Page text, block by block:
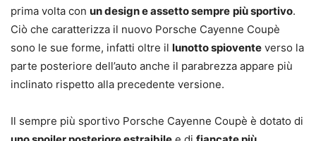
prima volta con un design e assetto sempre più sportivo.
Ciò che caratterizza il nuovo Porsche Cayenne Coupè
sono le sue forme, infatti oltre il lunotto spiovente verso la
parte posteriore dell’auto anche il parabrezza appare più
inclinato rispetto alla precedente versione.
Il sempre più sportivo Porsche Cayenne Coupè è dotato di